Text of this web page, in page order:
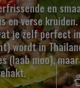
en
en verse kruiden.
je zelf perfect
wordt in
(laab moo),